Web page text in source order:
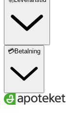
💳Betalning